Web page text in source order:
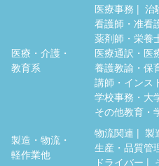
医療・介護・
教育系
医療事務 治
看護師・准看
薬剤師・栄養
医療通訳・医
養護教諭・保
講師・インス
学校事務・大
その他教育・
製造・物流・
軽作業他
物流関連
製
生産・品質管
ドライバー